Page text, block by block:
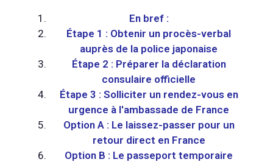
En bref :
Étape 1 : Obtenir un procès-verbal
auprès de la police japonaise
Étape 2 : Préparer la déclaration
consulaire officielle
Étape 3 : Solliciter un rendez-vous en
urgence à l'ambassade de France
Option A : Le laissez-passer pour un
retour direct en France
Option B : Le passeport temporaire